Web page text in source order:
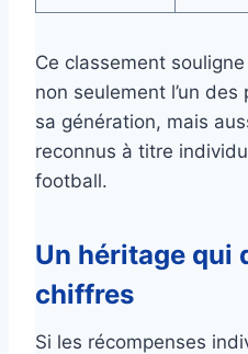
Ce classement
non seulement l’un
sa génération, mais
reconnus à titre
football.
Un héritage qui
chiffres
Si les récompenses